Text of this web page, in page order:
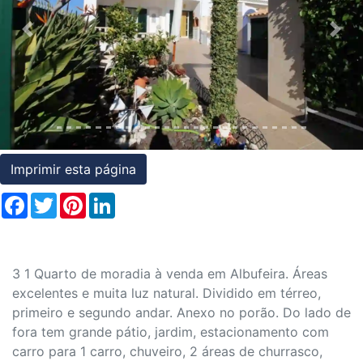
Condições
Testemunhos
Assessoria
Jurídica
Previous Next
Imprimir esta página
Facebook
TwitterPinterest
3 1 Quarto de moradia à venda em Albufeira. Áreas
excelentes e muita luz natural. Dividido em térreo,
primeiro e segundo andar. Anexo no porão. Do lado de
fora tem grande pátio, jardim, estacionamento com
carro para 1 carro, chuveiro, 2 áreas de churrasco,